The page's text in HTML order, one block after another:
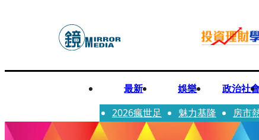
最新 娛樂 政治社
2026瘋世足
魅力基隆 房市